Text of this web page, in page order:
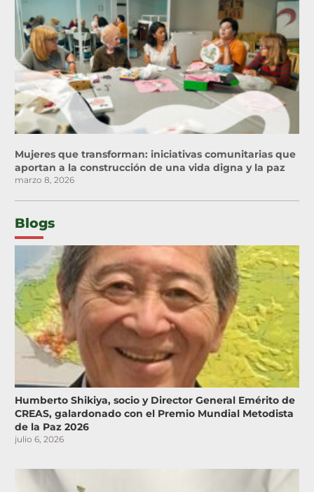
Mujeres que transforman: iniciativas comunitarias que
aportan a la construcción de una vida digna y la paz
marzo 8, 2026
Blogs
Humberto Shikiya, socio y Director General Emérito de
CREAS, galardonado con el Premio Mundial Metodista
de la Paz 2026
julio 6, 2026